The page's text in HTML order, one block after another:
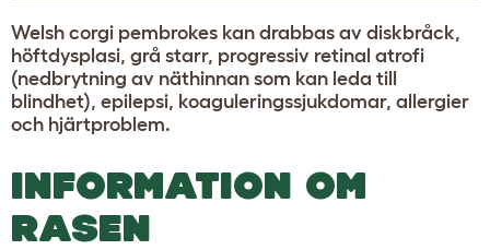
Welsh corgi pembrokes kan drabbas av diskbråck,
höftdysplasi, grå starr, progressiv retinal atrofi
(nedbrytning av näthinnan som kan leda till
blindhet), epilepsi, koaguleringssjukdomar, allergier
och hjärtproblem.
INFORMATION OM
RASEN